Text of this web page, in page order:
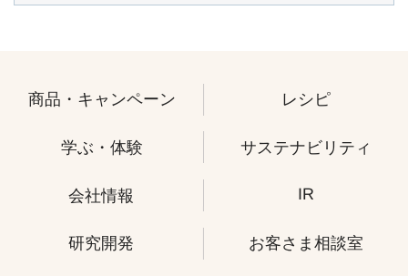
商品・キャンペーン レシピ
学ぶ・体験 サステナビリティ
会社情報 IR
研究開発 お客さま相談室